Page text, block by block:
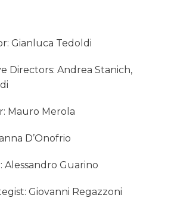
Gianluca Tedoldi
Directors: Andrea Stanich,
Mauro Merola
D’Onofrio
Guarino
Giovanni Regazzoni